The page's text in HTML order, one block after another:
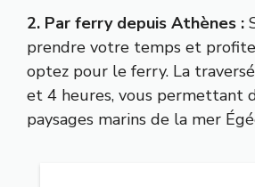
2. Par ferry depuis Athènes :
prendre votre temps et
optez pour le ferry. La
et 4 heures, vous permettant
paysages marins de la mer